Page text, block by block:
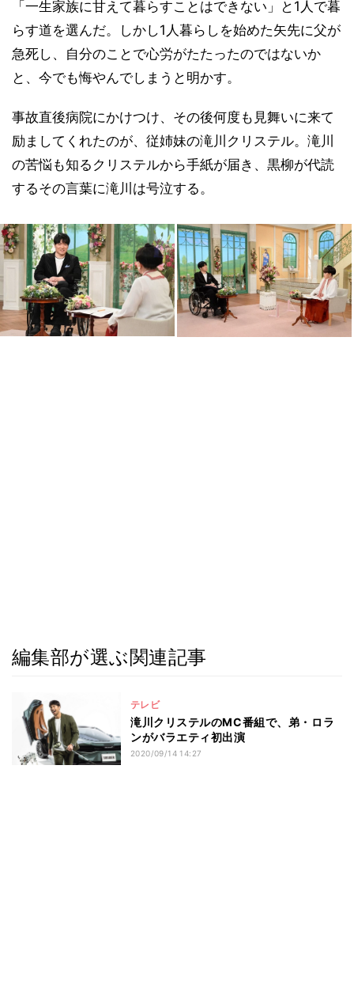
「一生家族に甘えて暮らすことはできない」と1人で暮
らす道を選んだ。しかし1人暮らしを始めた矢先に父が
急死し、自分のことで心労がたたったのではないか
と、今でも悔やんでしまうと明かす。
事故直後病院にかけつけ、その後何度も見舞いに来て
励ましてくれたのが、従姉妹の滝川クリステル。滝川
の苦悩も知るクリステルから手紙が届き、黒柳が代読
するその言葉に滝川は号泣する。
編集部が選ぶ関連記事
テレビ
滝川クリステルのMC番組で、弟・ロラ
ンがバラエティ初出演
2020/09/14 14:27